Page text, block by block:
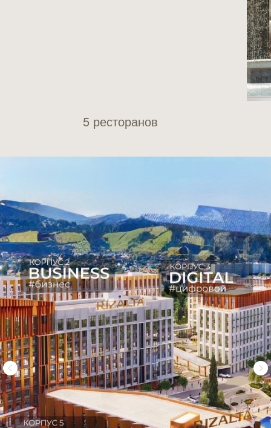
5 ресторанов